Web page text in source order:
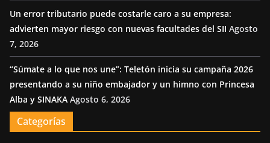
Un error tributario puede costarle caro a su empresa:
advierten mayor riesgo con nuevas facultades del SII Agosto
7, 2026
“Súmate a lo que nos une”: Teletón inicia su campaña 2026
presentando a su niño embajador y un himno con Princesa
Alba y SINAKA Agosto 6, 2026
Categorías